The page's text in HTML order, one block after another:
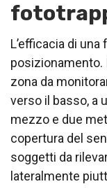
L’efficacia di
posizionamento.
zona da
verso il basso, a
mezzo e due
copertura del
soggetti da
lateralmente